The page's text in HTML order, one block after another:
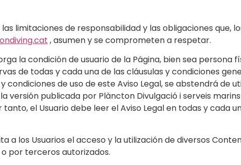
limitaciones de responsabilidad y las obligaciones que,
, asumen y se comprometen a respetar.
la condición de usuario de la Página, bien sea persona
de todas y cada una de las cláusulas y condiciones
de uso de este Aviso Legal, se abstendrá de
versión publicada por Plàncton Divulgació i serveis marins
el Usuario debe leer el Aviso Legal en todas y cada
a los Usuarios el acceso y la utilización de diversos
por terceros autorizados.